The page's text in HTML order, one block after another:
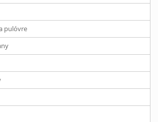
pulóvre